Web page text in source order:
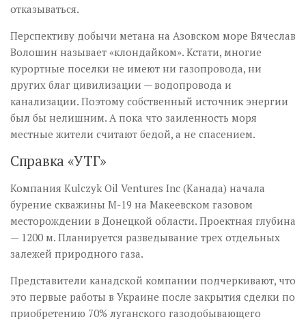
отказываться.
Перспективу добычи метана на Азовском море Вячеслав
Волошин называет «клондайком». Кстати, многие
курортные поселки не имеют ни газопровода, ни
других благ цивилизации — водопровода и
канализации. Поэтому собственный источник энергии
был бы нелишним. А пока что заиленность моря
местные жители считают бедой, а не спасением.
Справка «УТГ»
Компания Kulczyk Oil Ventures Inc (Канада) начала
бурение скважины М-19 на Макеевском газовом
месторождении в Донецкой области. Проектная глубина
— 1200 м. Планируется разведывание трех отдельных
залежей природного газа.
Представители канадской компании подчеркивают, что
это первые работы в Украине после закрытия сделки по
приобретению 70% луганского газодобывающего